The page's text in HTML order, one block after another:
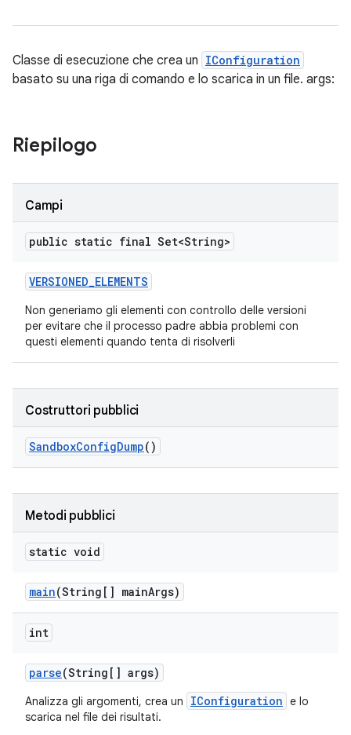
Classe di esecuzione che crea un IConfiguration
basato su una riga di comando e lo scarica in un file. args:
Riepilogo
Campi
public static final Set<String>
VERSIONED_ELEMENTS
Non generiamo gli elementi con controllo delle versioni
per evitare che il processo padre abbia problemi con
questi elementi quando tenta di risolverli
Costruttori pubblici
SandboxConfigDump()
Metodi pubblici
static void
main(String[] mainArgs)
int
parse(String[] args)
Analizza gli argomenti, crea un IConfiguration e lo
scarica nel file dei risultati.